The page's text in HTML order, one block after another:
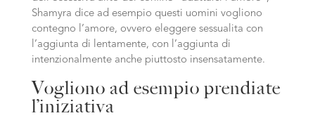
Shamyra dice ad esempio questi uomini vogliono
contegno l’amore, ovvero eleggere sessualita con
l’aggiunta di lentamente, con l’aggiunta di
intenzionalmente anche piuttosto insensatamente.
Vogliono ad esempio prendiate
l’iniziativa